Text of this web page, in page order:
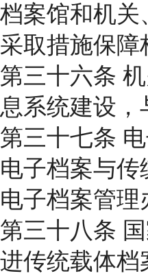
档案馆和机关
采取措施保障
第三十六条
息系统建设
第三十七条
电子档案与
电子档案管
第三十八条
进传统载体档